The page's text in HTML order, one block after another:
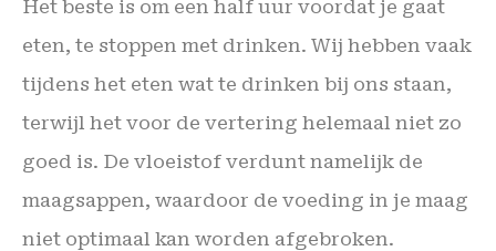
Het beste is om een half uur voordat je gaat
eten, te stoppen met drinken. Wij hebben vaak
tijdens het eten wat te drinken bij ons staan,
terwijl het voor de vertering helemaal niet zo
goed is. De vloeistof verdunt namelijk de
maagsappen, waardoor de voeding in je maag
niet optimaal kan worden afgebroken.